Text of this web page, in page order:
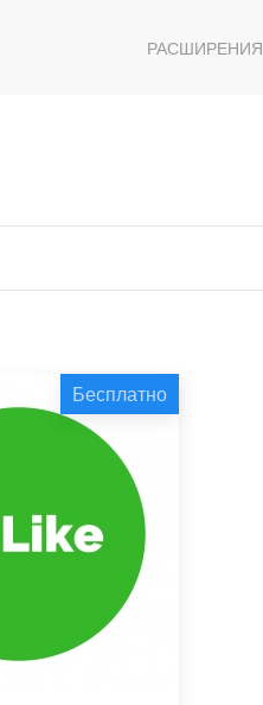
РАСШИРЕНИЯ
Бесплатно